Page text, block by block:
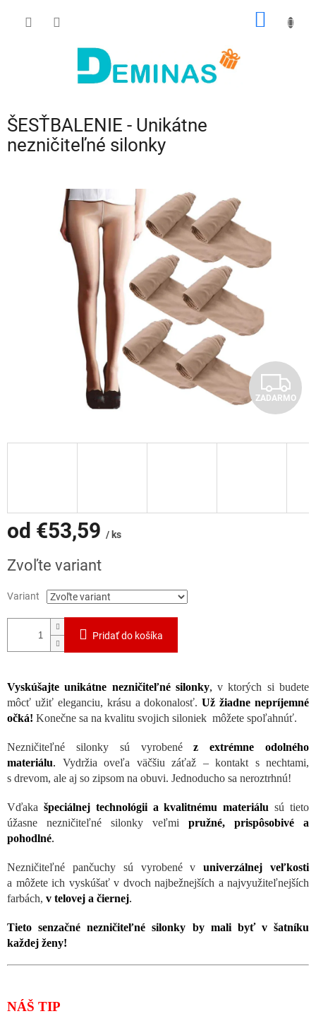
ŠESŤBALENIE - Unikátne
nezničiteľné silonky
Z
A
D
ZADARMO
od €53,59 / ks
cena:
Zvoľte variant
Variant
Pridať do košíka
Vyskúšajte unikátne nezničiteľné silonky, v ktorých si budete
môcť užiť eleganciu, krásu a dokonalosť.Už žiadne nepríjemné
očká! Konečne sa na kvalitu svojich siloniek môžete spoľahnúť.
Nezničiteľné silonky sú vyrobenéz extrémne odolného
materiálu. Vydržia oveľa väčšiu záťaž – kontakt s nechtami,
s drevom, ale aj so zipsom na obuvi. Jednoducho sa neroztrhnú!
Vďaka špeciálnej technológii a kvalitnému materiálu sú tieto
úžasne nezničiteľné silonky veľmi pružné, prispôsobivé a
pohodlné.
Nezničiteľné pančuchy sú vyrobené vuniverzálnej veľkosti
a môžete ich vyskúšať v dvoch najbežnejších a najvyužiteľnejších
farbách, v telovej a čiernej.
Tieto senzačné nezničiteľné silonky by mali byť v šatníku
každej ženy!
NÁŠ TIP